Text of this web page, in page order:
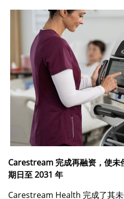
Carestream 完成再融资，使未
期日至 2031 年
Carestream Health 完成了其